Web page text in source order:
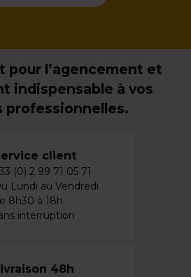
pour l’agencement et
indispensable à vos
professionnelles.
client
(0) 2 99 71 05 71
Lundi au Vendredi
8h30 à 18h
interruption
48h